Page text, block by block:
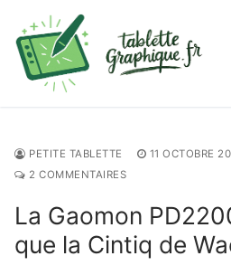
contenu
PETITE TABLETTE 11 OCTOBRE
2 COMMENTAIRES
La Gaomon
que la Cintiq de